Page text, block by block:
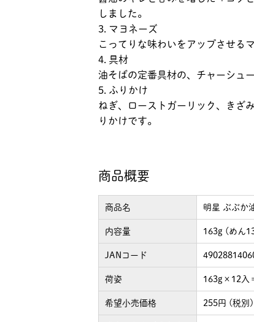
しました。
3. マヨネーズ
こってりな味わいをアップさせる
4. 具材
油そばの定番具材の、チャーシュ
5. ふりかけ
ねぎ、ローストガーリック、きざ
りかけです。
商品概要
商品名 明星 ぶぶか
内容量 163g (めん
JANコード
荷姿 163g×12入
希望小売価格 255円 (税別)